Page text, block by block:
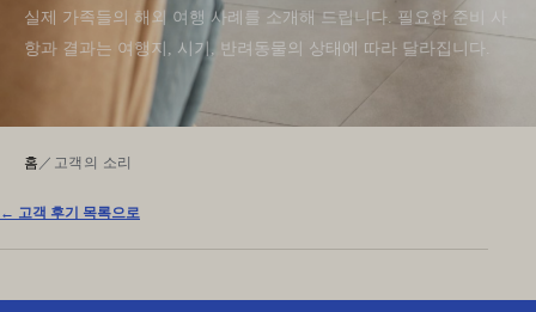
실제 가족들의 해외 여행 사례를 소개해 드립니다. 필요한 준비 사
항과 결과는 여행지, 시기, 반려동물의 상태에 따라 달라집니다.
홈 ／ 고객의 소리
← 고객 후기 목록으로